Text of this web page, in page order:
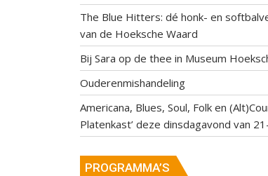
The Blue Hitters: dé honk- en
van de Hoeksche Waard
Bij Sara op de thee in Museum
Ouderenmishandeling
Americana, Blues, Soul, Folk en
Platenkast’ deze dinsdagavond van
PROGRAMMA’S